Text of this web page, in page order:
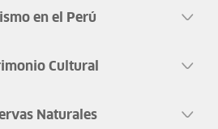
en el Perú
Cultural
Naturales